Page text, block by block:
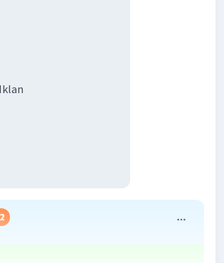
Iklan